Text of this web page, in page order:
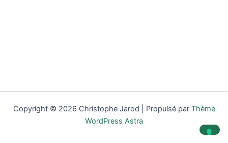
Copyright © 2026 Christophe Jarod | Propulsé par Thème
WordPress Astra